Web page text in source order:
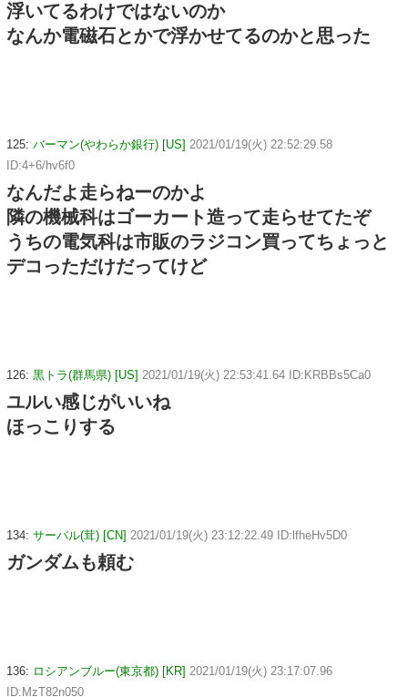
浮いてるわけではないのか
なんか電磁石とかで浮かせてるのかと思った
125: バーマン(やわらか銀行) [US] 2021/01/19(火) 22:52:29.58
ID:4+6/hv6f0
なんだよ走らねーのかよ
隣の機械科はゴーカート造って走らせてたぞ
うちの電気科は市販のラジコン買ってちょっと
デコっただけだってけど
126: 黒トラ(群馬県) [US] 2021/01/19(火) 22:53:41.64 ID:KRBBs5Ca0
ユルい感じがいいね
ほっこりする
134: サーバル(茸) [CN] 2021/01/19(火) 23:12:22.49 ID:lfheHv5D0
ガンダムも頼む
136: ロシアンブルー(東京都) [KR] 2021/01/19(火) 23:17:07.96
ID:MzT82n050